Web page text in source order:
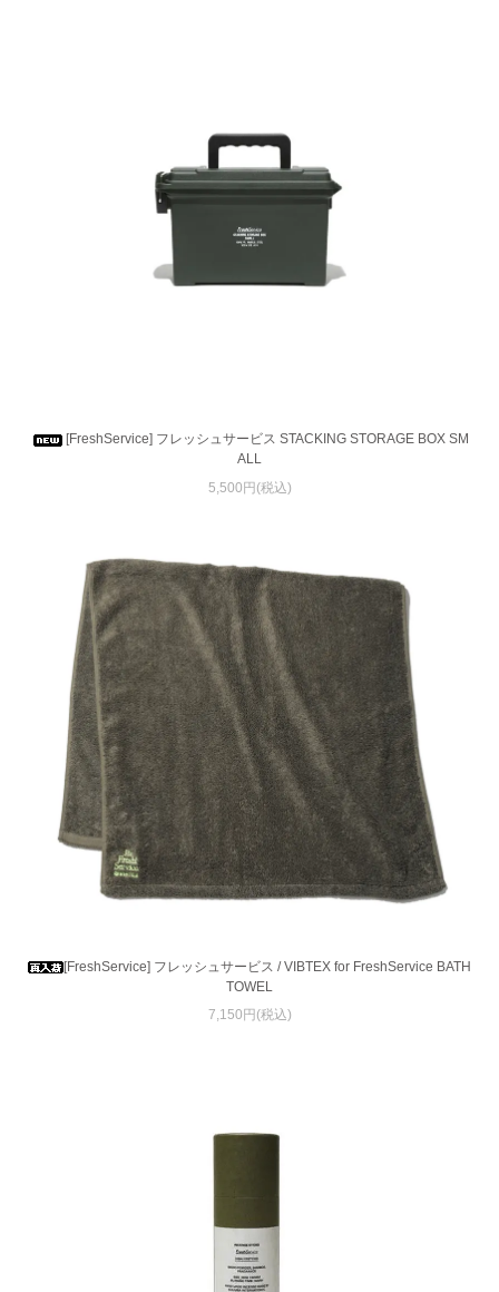
[FreshService] フレッシュサービス STACKING STORAGE BOX SM
ALL
5,500円(税込)
[FreshService] フレッシュサービス / VIBTEX for FreshService BATH
TOWEL
7,150円(税込)